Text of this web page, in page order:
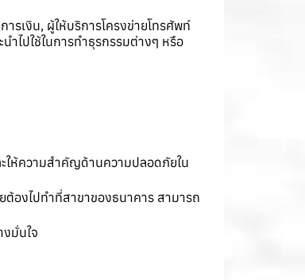
รเงิน, ผู้ให้บริการโครงข่ายโทรศัพท์
ไปใช้ในการทำธุรกรรมต่างๆ หรือ
ให้ความสำคัญด้านความปลอดภัยใน
ต้องไปทำที่สาขาของธนาคาร สามารถ
มั่นใจ